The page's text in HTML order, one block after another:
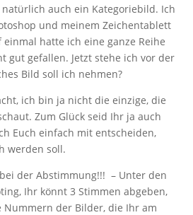
auch ein Kategoriebild. Ich
und meinem Zeichentablett
hatte ich eine ganze Reihe
gut gefallen. Jetzt stehe ich vor der
Bild soll ich nehmen?
ich bin ja nicht die einzige, die
Zum Glück seid Ihr ja auch
Euch einfach mit entscheiden,
werden soll.
der Abstimmung!!! – Unter den
Ihr könnt 3 Stimmen abgeben,
Nummern der Bilder, die Ihr am